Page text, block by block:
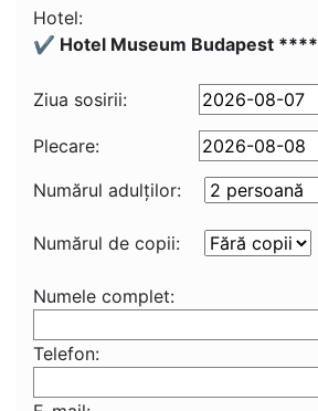
Hotel:
✔️ Hotel Museum Budapest ****
Ziua sosirii:
Plecare:
Numărul adulţilor:
Numărul de copii:
Numele complet:
Telefon: